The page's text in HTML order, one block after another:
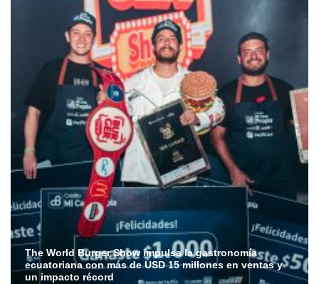
The World Burger Show impulsa la gastronomía
ecuatoriana con más de USD 15 millones en ventas y
un impacto récord